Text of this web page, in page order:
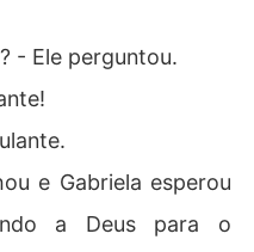
- Ele perguntou.
e Gabriela esperou
a Deus para o